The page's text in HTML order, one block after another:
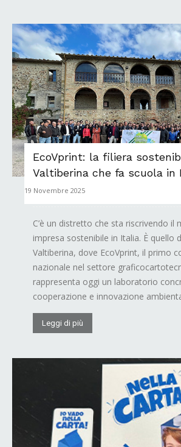
EcoVprint: la filiera
Valtiberina che fa scuola in
19 Novembre 2025
C’è un distretto che sta riscrivendo il
impresa sostenibile in Italia. È quello
Valtiberina, dove EcoVprint, il primo
nazionale nel settore
rappresenta oggi un laboratorio
cooperazione e innovazione
Leggi di più